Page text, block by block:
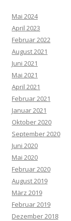
Mai 2024
April 2023
Februar 2022
August 2021
Juni 2021
Mai 2021
April 2021
Februar 2021
Januar 2021
Oktober 2020
September 2020
Juni 2020
Mai 2020
Februar 2020
August 2019
März 2019
Februar 2019
Dezember 2018